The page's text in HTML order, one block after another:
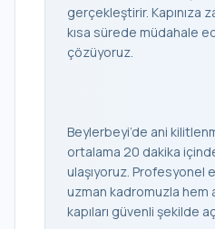
gerçekleştirir. Kapınıza
kısa sürede müdahale
çözüyoruz.
Beylerbeyi’de ani
ortalama 20 dakika
ulaşıyoruz. Profesyonel
uzman kadromuzla hem
kapıları güvenli şekilde